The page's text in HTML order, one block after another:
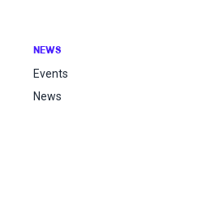
NEWS
Events
News